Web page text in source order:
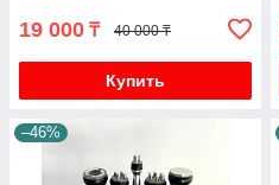
19 000 ₸ 40 000 ₸
Купить
–46%